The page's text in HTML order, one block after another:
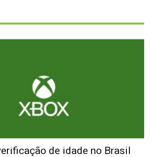
de idade no Brasil